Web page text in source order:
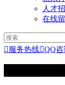
人才
在线
 服务热线QQ咨